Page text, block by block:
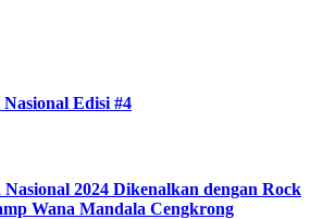
Edisi #4
2024 Dikenalkan dengan Rock
Wana Mandala Cengkrong